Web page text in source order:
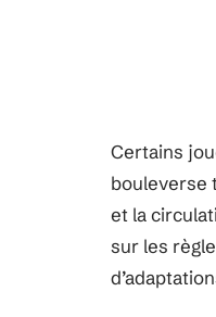
Certains
bouleverse
et la
sur les